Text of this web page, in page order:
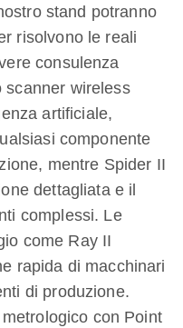
stand potranno
risolvono le reali
consulenza
scanner wireless
artificiale,
componente
mentre Spider II
dettagliata e il
complessi. Le
come Ray II
rapida di macchinari
di produzione.
con Point